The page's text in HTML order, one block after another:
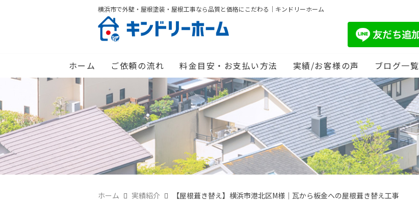
横浜市で外壁・屋根塗装・屋根工事なら品質と価格にこだわる｜キンドリーホーム
ホーム ご依頼の流れ 料金目安・お支払い方法 実績/お客様の声 ブログ一覧
ホーム 実績紹介 【屋根葺き替え】横浜市港北区M様｜瓦から板金への屋根葺き替え工事